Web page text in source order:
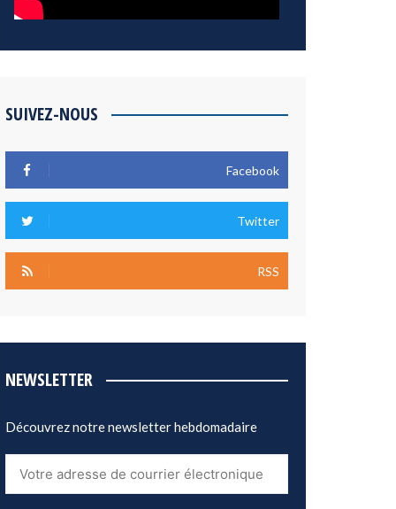
SUIVEZ-NOUS
Facebook
Twitter
RSS
NEWSLETTER
Découvrez notre newsletter hebdomadaire